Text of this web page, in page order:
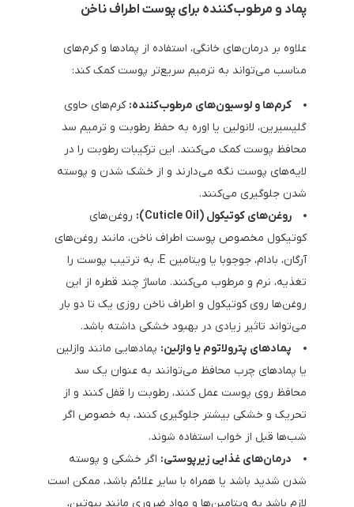
پماد و مرطوب‌کننده برای پوست اطراف ناخن
علاوه بر درمان‌های خانگی، استفاده از پمادها و کرم‌های
مناسب می‌تواند به ترمیم سریع‌تر پوست کمک کند:
کرم‌ها و لوسیون‌های مرطوب‌کننده: کرم‌های حاوی
گلیسیرین، لانولین یا اوره به حفظ رطوبت و ترمیم سد
محافظ پوست کمک می‌کنند. این ترکیبات رطوبت را در
لایه‌های پوست نگه می‌دارند و از خشک شدن و پوسته
شدن جلوگیری می‌کنند.
روغن‌های کوتیکول (Cuticle Oil
): روغن‌های
کوتیکول مخصوص پوست اطراف ناخن، مانند روغن‌های
آرگان، بادام، جوجوبا یا ویتامین E، به ‌ترتیب پوست را
تغذیه، نرم و مرطوب می‌کنند. ماساژ چند قطره از این
روغن‌ها روی کوتیکول و اطراف ناخن روزی یک تا دو بار
می‌تواند تاثیر زیادی در بهبود خشکی داشته باشد.
پمادهای پترولاتوم یا وازلین: پمادهایی مانند وازلین
یا پمادهای چرب محافظ می‌توانند به ‌عنوان یک سد
محافظ روی پوست عمل کنند، رطوبت را قفل کنند و از
تحریک و خشکی بیشتر جلوگیری کنند، به خصوص اگر
شب‌ها قبل از خواب استفاده شوند.
درمان‌های غذایی زیرپوستی: اگر خشکی و پوسته
شدن شدید باشد یا همراه با سایر علائم باشد، ممکن است
لازم باشد به ویتامین‌ها و مواد ضروری مانند بیوتین،